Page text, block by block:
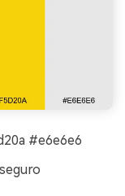
#e6e6e6